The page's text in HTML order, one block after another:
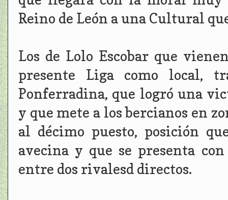
Reino de León a una Cultural
Los de Lolo Escobar que
presente Liga como local,
Ponferradina, que logró una
y que mete a los bercianos en
al décimo puesto, posición
avecina y que se presenta
entre dos rivalesd directos.